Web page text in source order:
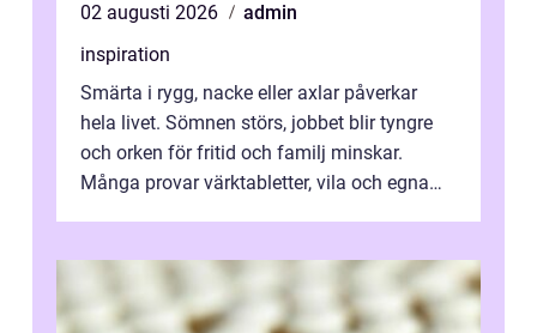
02 augusti 2026
admin
inspiration
Smärta i rygg, nacke eller axlar påverkar
hela livet. Sömnen störs, jobbet blir tyngre
och orken för fritid och familj minskar.
Många provar värktabletter, vila och egna